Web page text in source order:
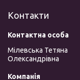
Контакти
Мілевська Тетяна
Олександрівна